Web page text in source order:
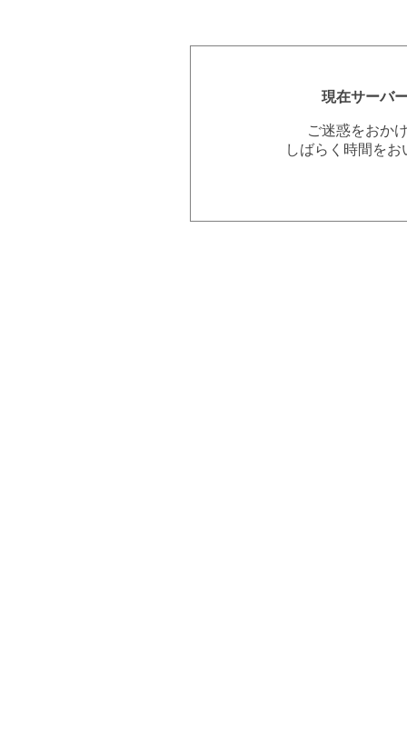
現在サーバ
ご迷惑をおか
しばらく時間を